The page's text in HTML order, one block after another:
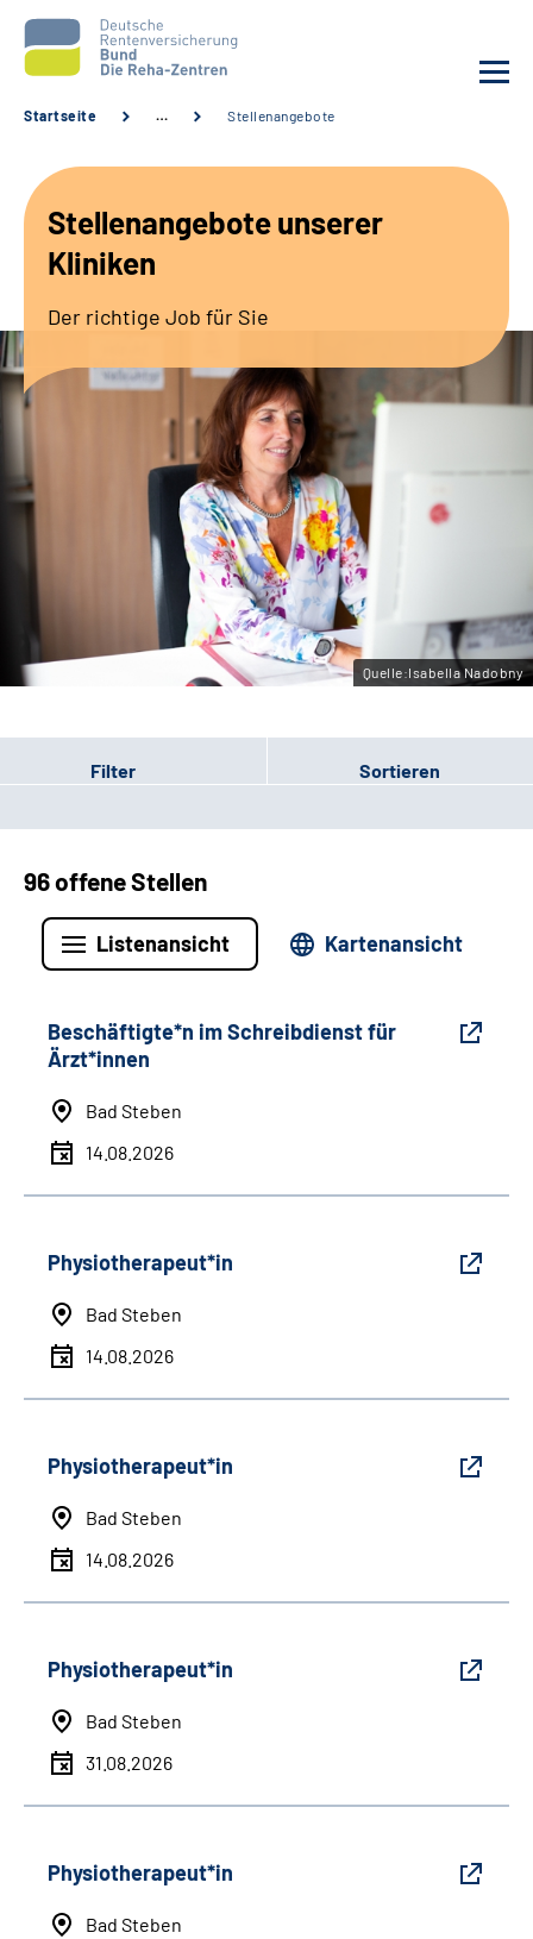
Unsere Kliniken
Sozialdienste & Zuweisende
Erweiterte Suche
Gebärdensprache
Leichte Sprache
Startseite … Stellenangebote
Stellenangebote unserer
Kliniken
Der richtige Job für Sie
Quelle:Isabella Nadobny
Filter Sortieren
96 offene Stellen
Listenansicht Kartenansicht
Beschäftigte*n im Schreibdienst für
Ärzt*innen
Bad Steben
14.08.2026
Physiotherapeut*in
Bad Steben
14.08.2026
Physiotherapeut*in
Bad Steben
14.08.2026
Physiotherapeut*in
Bad Steben
31.08.2026
Physiotherapeut*in
Bad Steben